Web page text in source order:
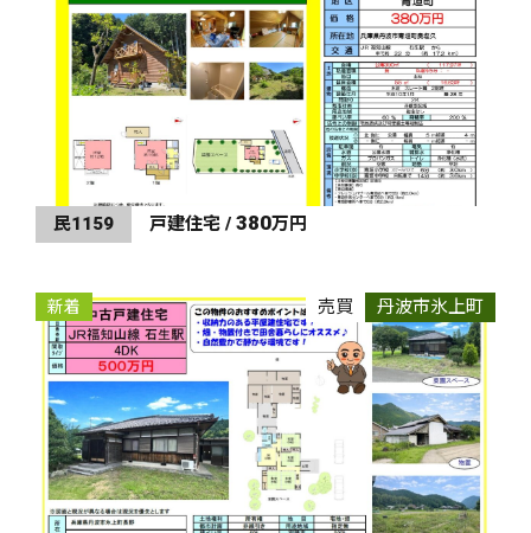
民1159 戸建住宅 / 380万円
新着 売買 丹波市氷上町